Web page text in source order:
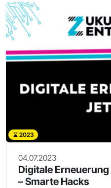
2023
04.07.2023
Digitale
– Smarte Hacks